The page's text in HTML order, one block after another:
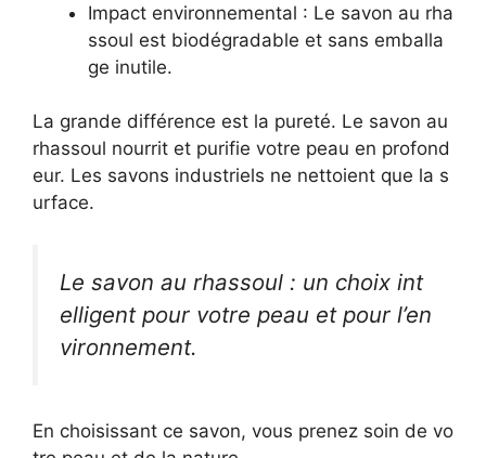
Impact environnemental : Le savon au rha
ssoul est biodégradable et sans emballa
ge inutile.
La grande différence est la pureté. Le savon au
rhassoul nourrit et purifie votre peau en profond
eur. Les savons industriels ne nettoient que la s
urface.
Le savon au rhassoul : un choix int
elligent pour votre peau et pour l’en
vironnement.
En choisissant ce savon, vous prenez soin de vo